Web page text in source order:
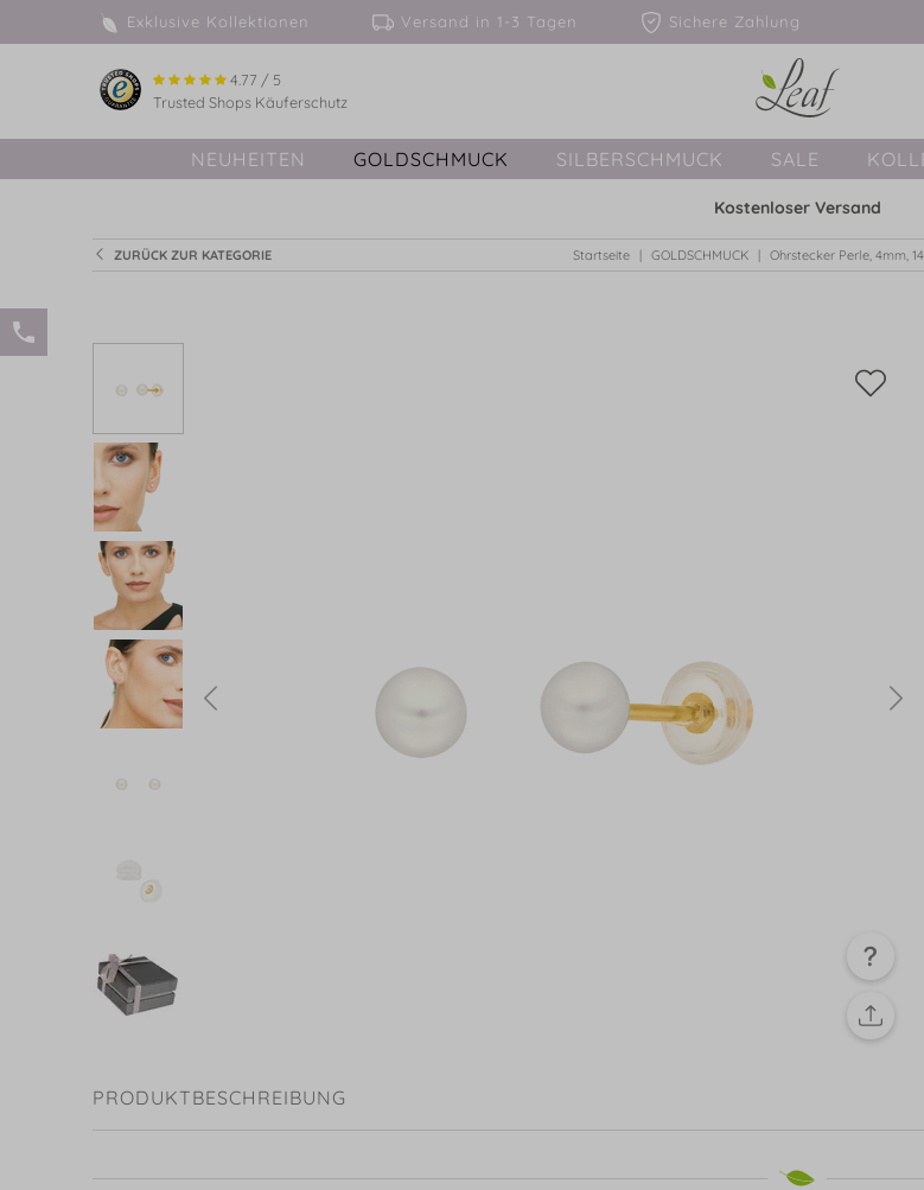
Exklusive Kollektionen Versand in 1-3 Tagen Sichere Zahlung
4.77 / 5
Trusted Shops Käuferschutz
NEUHEITEN GOLDSCHMUCK SILBERSCHMUCK SALE
Kostenloser Versand
ZURÜCK ZUR KATEGORIE Startseite GOLDSCHMUCK Ohrstecker Perle, 4mm,
PRODUKTBESCHREIBUNG